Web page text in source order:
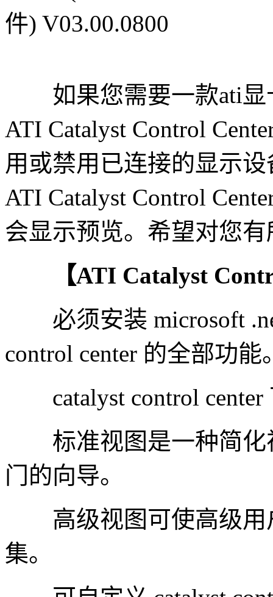
如果您需要一款ati显
ATI Catalyst Control
用或禁用已连接的显示
ATI Catalyst Control
会显示预览。希望对您
【ATI Catalyst
必须安装 microsoft
control center 的全部功能
catalyst control center
标准视图是一种简化
门的向导。
高级视图可使高级用
集。